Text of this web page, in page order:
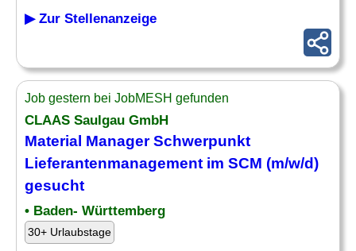
▶ Zur Stellenanzeige
Job gestern bei JobMESH gefunden
CLAAS Saulgau GmbH
Material ManagerSchwerpunkt
Lieferantenmanagement im SCM (m/w/d)
gesucht
• Baden- Württemberg
30+ Urlaubstage